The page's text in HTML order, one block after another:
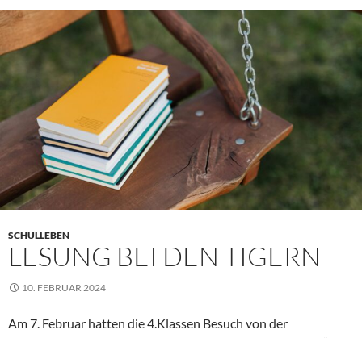
SCHULLEBEN
LESUNG BEI DEN TIGERN
10. FEBRUAR 2024
Am 7. Februar hatten die 4.Klassen Besuch von der